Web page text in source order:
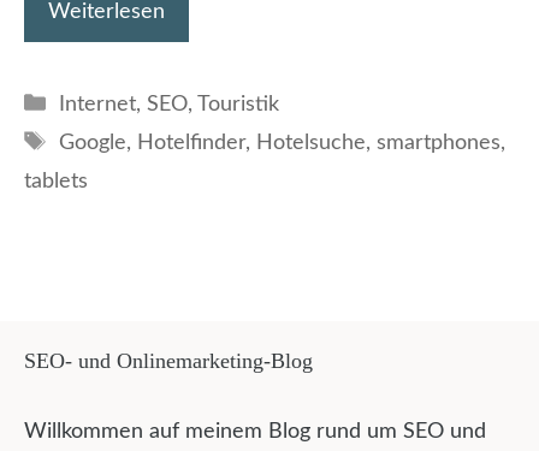
Weiterlesen
Kategorien
Internet, SEO, Touristik
Schlagwörter
Google, Hotelfinder, Hotelsuche, smartphones,
tablets
SEO- und Onlinemarketing-Blog
Willkommen auf meinem Blog rund um SEO und